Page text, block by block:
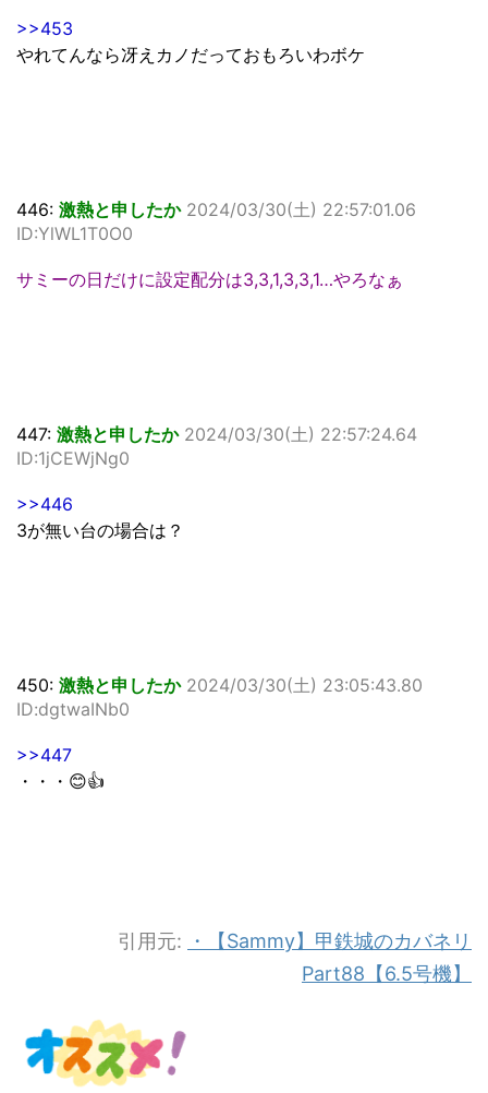
>>453
やれてんなら冴えカノだっておもろいわボケ
446: 激熱と申したか 2024/03/30(土) 22:57:01.06
ID:YlWL1T0O0
サミーの日だけに設定配分は3,3,1,3,3,1…やろなぁ
447: 激熱と申したか 2024/03/30(土) 22:57:24.64
ID:1jCEWjNg0
>>446
3が無い台の場合は？
450: 激熱と申したか 2024/03/30(土) 23:05:43.80
ID:dgtwaINb0
>>447
・・・😊👍
引用元:
・【Sammy】甲鉄城のカバネリ
Part88【6.5号機】